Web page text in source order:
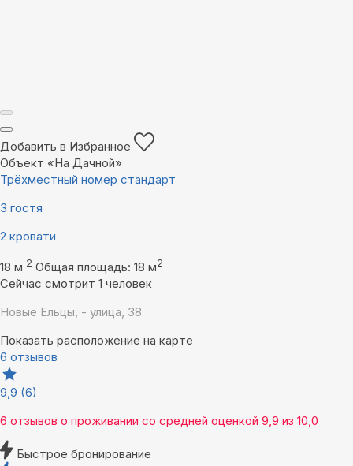
Добавить в Избранное
Объект «На Дачной»
Трёхместный номер стандарт
3 гостя
2 кровати
18 м 2 Общая площадь: 18 м2
Сейчас смотрит 1 человек
Новые Ельцы, - улица, 38
Показать расположение на карте
6 отзывов
9,9 (6)
6 отзывов о проживании со средней оценкой 9,9 из 10,0
Быстрое бронирование